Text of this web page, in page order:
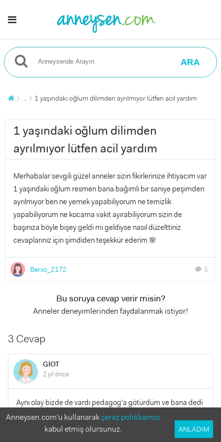
ARA
... 1 yaşındaki oğlum dilimden ayrılmıyor lütfen acil yardım
1 yaşındaki oğlum dilimden
ayrılmıyor lütfen acil yardım
Merhabalar sevgili güzel anneler sizin fikirlerinize ihtiyacım var
1 yaşındaki oğlum resmen bana bağımlı bir saniye peşimden
ayrılmıyor ben ne yemek yapabiliyorum ne temizlik
yapabiliyorum ne kocama vakit ayırabiliyorum sizin de
başınıza böyle bişey geldi mi geldiyse nasıl düzelttiniz
cevaplarınız için şimdiden teşekkür ederim 🌸
Berxo_2172 chat 5
Bu soruya cevap verir misin?
Anneler deneyimlerinden faydalanmak istiyor!
3 Cevap
GİOT
2 yıl önce
Aynı olay bizde de vardı pedagog'a götürdüm ve bana dedi
ki Sen de ona aynısını yapacaksın haftada bir
babaannesinde bırakacaksın alışacak ayda bir de yatılı
Anneysen.com'u kullanarakçerez politikamızı
kabul etmiş olursunuz.
ANLADIM